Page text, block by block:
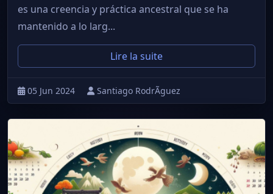
es una creencia y práctica ancestral que se ha
mantenido a lo larg...
Lire la suite
05 Jun 2024 Santiago RodrÃ­guez